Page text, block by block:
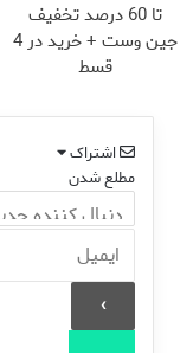
تا 60 درصد تخفیف
جین وست + خرید در 4
قسط
اشتراک
مطلع شدن